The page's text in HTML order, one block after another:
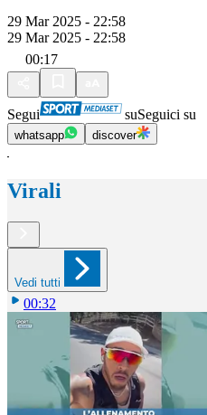
29 Mar 2025 - 22:58
29 Mar 2025 - 22:58
00:17
Segui suSeguici su
whatsapp discover
Virali
Vedi tutti
00:32